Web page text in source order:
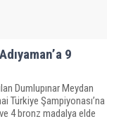
9
Dumlupınar Meydan
Türkiye Şampiyonası’na
4 bronz madalya elde